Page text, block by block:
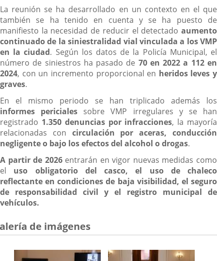
La reunión se ha desarrollado en un contexto en el que
también se ha tenido en cuenta y se ha puesto de
manifiesto la necesidad de reducir el detectado aumento
continuado de la siniestralidad vial vinculada a los VMP
en la ciudad. Según los datos de la Policía Municipal, el
número de siniestros ha pasado de 70 en 2022 a 112 en
2024, con un incremento proporcional en heridos leves y
graves.
En el mismo periodo se han triplicado además los
informes periciales sobre VMP irregulares y se han
registrado 1.350 denuncias por infracciones, la mayoría
relacionadas con circulación por aceras, conducción
negligente o bajo los efectos del alcohol o drogas.
A partir de 2026entrarán en vigor nuevas medidas como
el uso obligatorio del casco, el uso de chaleco
reflectante en condiciones de baja visibilidad, el seguro
de responsabilidad civil y el registro municipal de
vehículos.
de imágenes